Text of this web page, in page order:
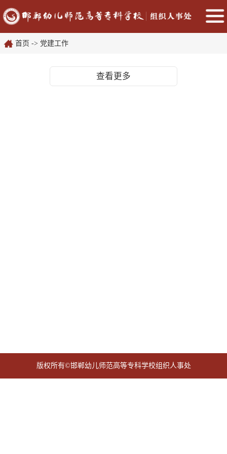
首页 -> 党建工作
查看更多
版权所有©邯郸幼儿师范高等专科学校组织人事处